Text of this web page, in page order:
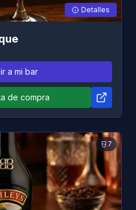
Detalles
a mi bar
de compra
7